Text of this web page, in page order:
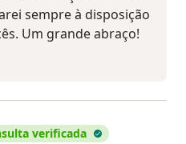
sempre à disposição
Um grande abraço!
verificada